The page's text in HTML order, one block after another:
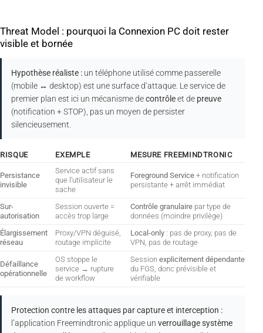
Threat Model : pourquoi la Connexion PC doit rester
visible et bornée
Hypothèse réaliste : un téléphone utilisé comme passerelle
(mobile ↔ desktop) est une surface d’attaque. Le service de
premier plan est ici un mécanisme decontrôleet de preuve
(notification + STOP), pas un moyen de persister
silencieusement.
RISQUE EXEMPLE MESURE FREEMINDTRONIC
Persistance
invisible
Service actif sans
que l’utilisateur le
sache
Foreground Service + notification
persistante + arrêt immédiat
Sur-
autorisation
Session ouverte =
accès trop large
Contrôle granulaire par type de
données (moindre privilège)
Élargissement
réseau
Proxy/VPN déguisé,
routage implicite
Local-only : pas de proxy, pas de
VPN, pas de routage
Défaillance
opérationnelle
OS stoppe le
service → rupture
de workflow
Sessionexplicitement dépendante
du FGS, donc prévisible et
vérifiable
Protection contre les attaques par capture et interception :
l’application Freemindtronic applique un verrouillage système